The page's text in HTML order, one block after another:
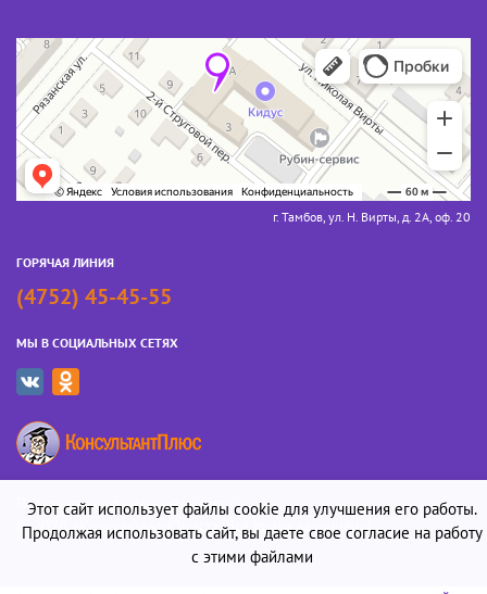
г. Тамбов, ул. Н. Вирты, д. 2А, оф. 20
ГОРЯЧАЯ ЛИНИЯ
(4752) 45-45-55
МЫ В СОЦИАЛЬНЫХ СЕТЯХ
Политика конфиденциальности
© 2026 «Консультант-Юрист». Все права защищены
Этот сайт использует файлы cookie для улучшения его работы.
Продолжая использовать сайт, вы даете свое согласие на работу
с этими файлами